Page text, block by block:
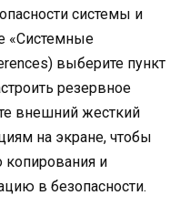
системы и
«Системные
выберите пункт
резервное
внешний жесткий
на экране, чтобы
копирования и
в безопасности.